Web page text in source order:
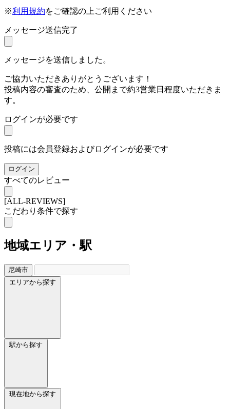
※利用規約をご確認の上ご利用ください
メッセージ送信完了
メッセージを送信しました。
ご協力いただきありがとうございます！
投稿内容の審査のため、公開まで約3営業日程度いただきま
す。
ログインが必要です
投稿には会員登録およびログインが必要です
ログイン
すべてのレビュー
[ALL-REVIEWS]
こだわり条件で探す
地域エリア・駅
尼崎市
エリアから探す
駅から探す
現在地から探す